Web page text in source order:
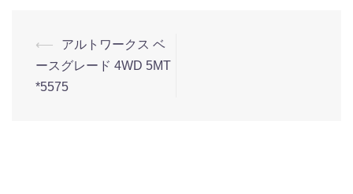
⟵
アルトワークス ベ
ースグレード 4WD 5MT
*5575